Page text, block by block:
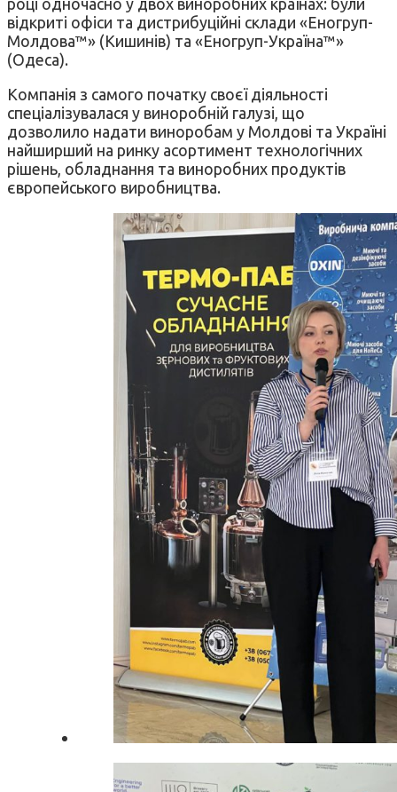
відкриті офіси та дистрибуційні склади «Еногруп-
Молдова™» (Кишинів) та «Еногруп-Україна™»
(Одеса).
Компанія з самого початку своєї діяльності
спеціалізувалася у виноробній галузі, що
дозволило надати виноробам у Молдові та Україні
найширший на ринку асортимент технологічних
рішень, обладнання та виноробних продуктів
європейського виробництва.